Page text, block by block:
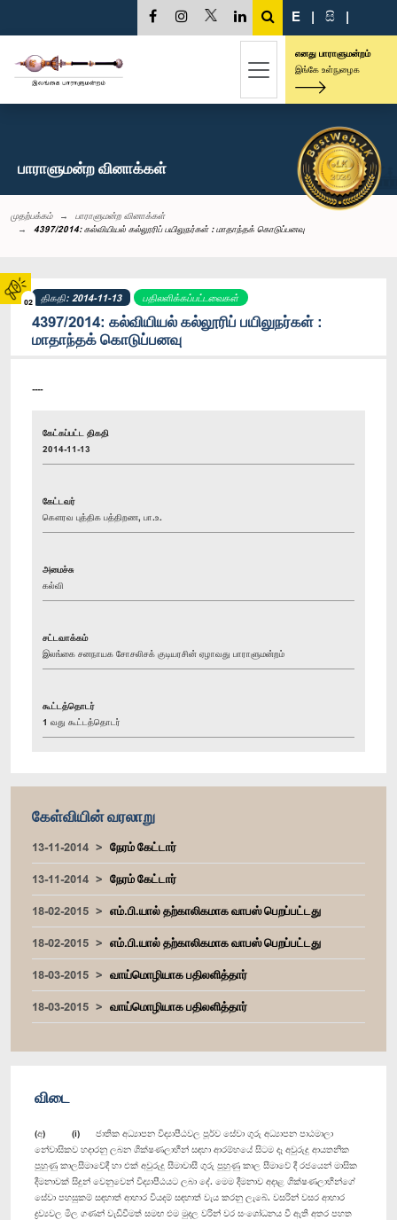
02
E | සි |
எனது பாராளுமன்றம்
இங்கே உள்நுழைக
பாராளுமன்ற வினாக்கள்
முதற்பக்கம்
பாராளுமன்ற வினாக்கள்
4397/2014: கல்வியியல் கல்லூரிப் பயிலுநர்கள் : மாதாந்தக் கொடுப்பனவு
திகதி: 2014-11-13 பதிலளிக்கப்பட்டவைகள்
4397/2014: கல்வியியல் கல்லூரிப் பயிலுநர்கள் :
மாதாந்தக் கொடுப்பனவு
----
கேட்கப்பட்ட திகதி
2014-11-13
கேட்டவர்
கௌரவ புத்திக பத்திறண, பா.உ.
அமைச்சு
கல்வி
சட்டவாக்கம்
இலங்கை சனநாயக சோசலிசக் குடியரசின் ஏழாவது பாராளுமன்றம்
கூட்டத்தொடர்
1 வது கூட்டத்தொடர்
கேள்வியின் வரலாறு
13-11-2014
நேரம் கேட்டார்
13-11-2014
நேரம் கேட்டார்
18-02-2015
எம்.பி.யால் தற்காலிகமாக வாபஸ் பெறப்பட்டது
18-02-2015
எம்.பி.யால் தற்காலிகமாக வாபஸ் பெறப்பட்டது
18-03-2015
வாய்மொழியாக பதிலளித்தார்
18-03-2015
வாய்மொழியாக பதிலளித்தார்
விடை
(අ) (i) ජාතික අධ්‍යාපන විද්‍යාපීඨවල පූර්ව සේවා ගුරු අධ්‍යාපන පාඨමාලා
නේවාසිකව හදාරනු ලබන ශික්ෂණලාභීන් සඳහා ආරම්භයේ සිටම දෑ අවුරුදු ආයතනික
පුහුණු කාලසීමාවේදී හා එක් අවුරුදු සීමාවාසී ගුරු පුහුණු කාල සීමාවේ දී රජයෙන් මාසික
දීමනාවක් සිදුන් වෙනුවෙන් විද්‍යාපීඨයට ලබා දේ. මෙම දීමනාව අදාළ ශික්ෂණලාභීන්ගේ
සේවා පහසුකම් සඳහාත් ආහාර වියදම් සඳහාත් වැය කරනු ලැබේ. වසරින් වසර ආහාර
ද්‍රව්‍යවල මිල ගණන් වැඩිවීමත් සමඟ එම මුදල වරින් වර සංශෝධනය වී ඇති අතර පහත